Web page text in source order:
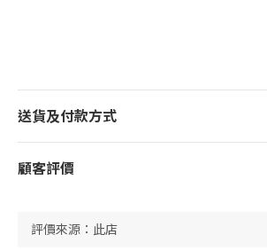
送貨及付款方式
顧客評價